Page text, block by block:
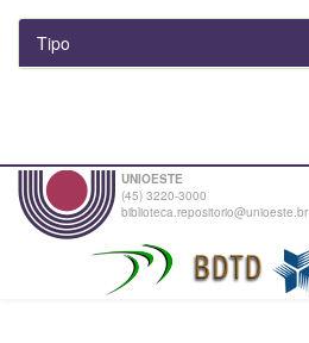
Tipo
UNIOESTE
(45) 3220-3000
biblioteca.repositorio@unioeste.br